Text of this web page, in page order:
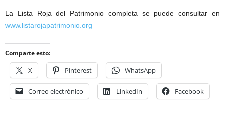
La Lista Roja del Patrimonio completa se puede consultar en
www.listarojapatrimonio.org
Comparte esto:
X Pinterest WhatsApp
Correo electrónico LinkedIn Facebook